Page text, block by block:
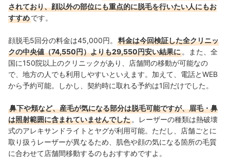
九州・沖縄 14店舗
されており、顔以外の部位にも重点的に脱毛を行いたい人にもお
すすめです。
顔脱毛5回分の料金は45,000円。
料金は今回検証した全クリニッ
クの中央値（74,550円）よりも29,550円安い結果に 。また、全
国に150院以上のクリニックがあり、店舗間の移動が可能なの
で、地方の人でも利用しやすいといえます。加えて、電話とWEB
から予約可能。しかし、契約時に取れる予約は1回だけでした。
鼻下や頬など、産毛が気になる部分は脱毛可能ですが、眉毛・鼻
は照射範囲に含まれていませんでした 。レーザーの種類は熱破壊
式のアレキサンドライトとヤグが利用可能。ただし、店舗ごとに
取り扱うレーザーが異なるため、肌色や顔の気になる箇所の毛質
に合わせて店舗間移動するのもおすすめですよ。